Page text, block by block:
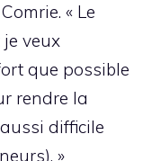
« Le
veux
que possible
rendre la
difficile
»